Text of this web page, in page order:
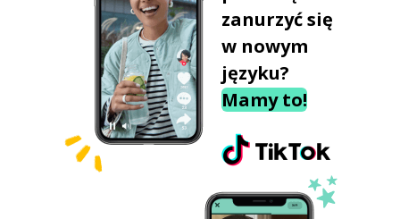
zanurzyć się
w nowym
języku?
Mamy to!